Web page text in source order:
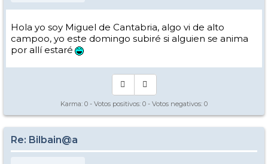
Hola yo soy Miguel de Cantabria, algo vi de alto
campoo, yo este domingo subiré si alguien se anima
por allí estaré
Karma: 0 - Votos positivos: 0 - Votos negativos: 0
Re: Bilbain@a